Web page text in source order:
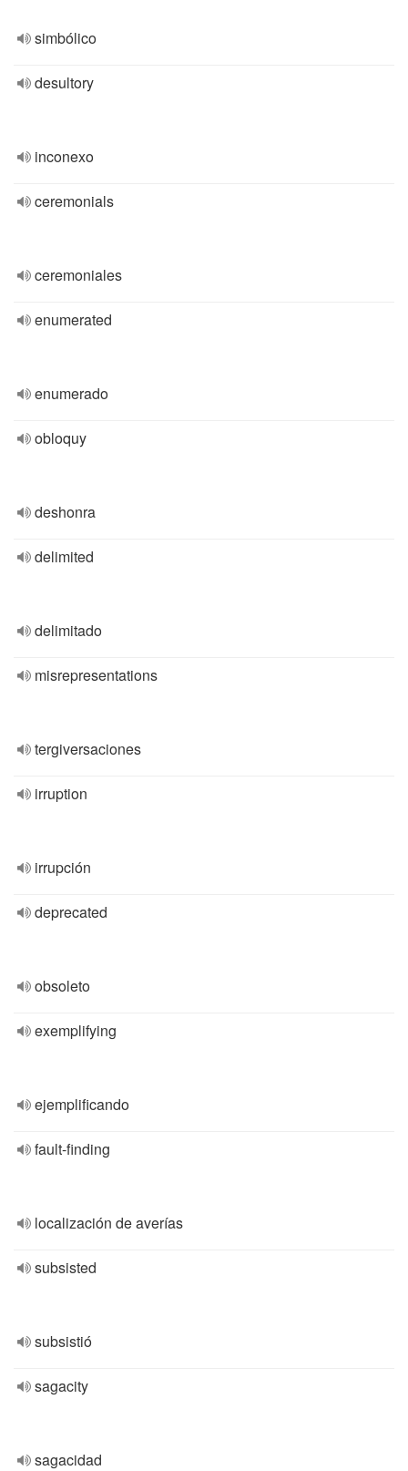
simbólico
desultory
inconexo
ceremonials
ceremoniales
enumerated
enumerado
obloquy
deshonra
delimited
delimitado
misrepresentations
tergiversaciones
irruption
irrupción
deprecated
obsoleto
exemplifying
ejemplificando
fault-finding
localización de averías
subsisted
subsistió
sagacity
sagacidad